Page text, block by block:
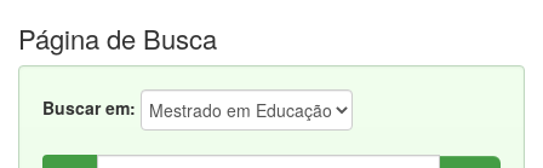
Página de Busca
Buscar em: